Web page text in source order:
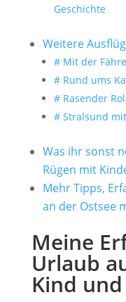
Geschichte
Weitere
# Mit der
# Rund ums
# Rasender
# Stralsund
Was ihr sonst
Rügen mit
Mehr Tipps,
an der Ostsee
Meine
Urlaub
Kind